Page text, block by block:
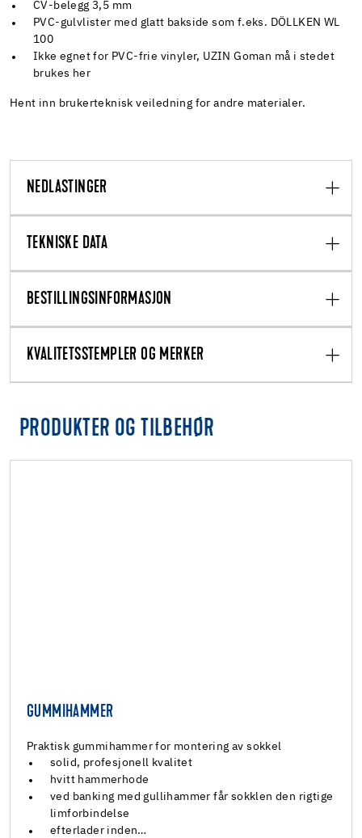
CV-belegg 3,5 mm
PVC-gulvlister med glatt bakside som f.eks. DÖLLKEN WL
100
Ikke egnet for PVC-frie vinyler, UZIN Goman må i stedet
brukes her
Hent inn brukerteknisk veiledning for andre materialer.
NEDLASTINGER
TEKNISKE DATA
BESTILLINGSINFORMASJON
KVALITETSSTEMPLER OG MERKER
PRODUKTER OG TILBEHØR
GUMMIHAMMER
Praktisk gummihammer for montering av sokkel
solid, profesjonell kvalitet
hvitt hammerhode
ved banking med gullihammer får sokklen den rigtige
limforbindelse
efterlader inden…